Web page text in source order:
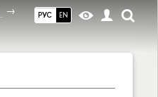
РУС EN